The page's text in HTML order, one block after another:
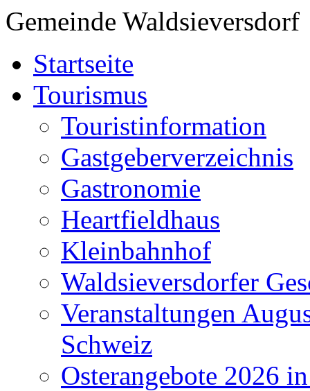
Gemeinde Waldsieversdorf
Startseite
Tourismus
Touristinformation
Gastgeberverzeichnis
Gastronomie
Heartfieldhaus
Kleinbahnhof
Waldsieversdorfer
Veranstaltungen
Schweiz
Osterangebote 2026